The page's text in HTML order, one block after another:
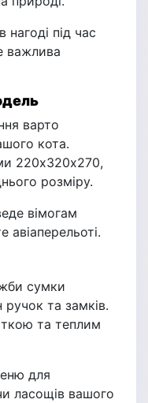
під час
важлива
варто
кота.
220х320х270,
розміру.
вімогам
авіаперельоті.
сумки
ручок та замків.
та теплим
для
ласощів вашого